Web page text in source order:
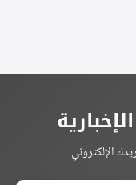
الإلكتروني